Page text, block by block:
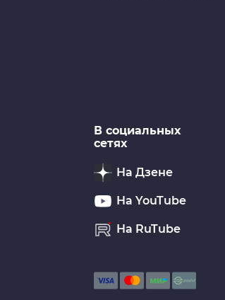
В социальных
сетях
На Дзене
На YouTube
На RuTube